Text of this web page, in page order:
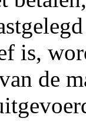
is,
de